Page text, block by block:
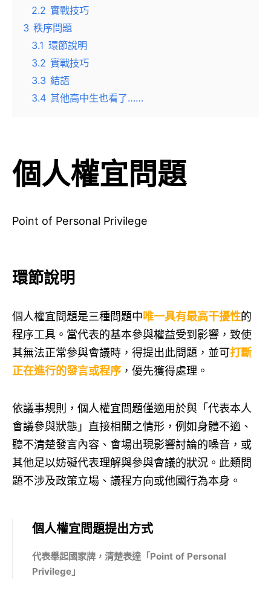
2.2 實戰技巧
3 秩序問題
3.1 環節說明
3.2 實戰技巧
3.3 結語
3.4 其他高中生也看了……
個人權宜問題
Point of Personal Privilege
環節說明
個人權宜問題是三種問題中唯一具有最高干擾性的
程序工具。當代表的基本參與權益受到影響，致使
其無法正常參與會議時，得提出此問題，並可打斷
正在進行的發言或程序 ，優先獲得處理。
依議事規則，個人權宜問題僅適用於與「代表本人
會議參與狀態」直接相關之情形，例如身體不適、
聽不清楚發言內容、會場出現影響討論的噪音，或
其他足以妨礙代表理解與參與會議的狀況。此類問
題不涉及政策立場、議程方向或他國行為本身。
個人權宜問題提出方式
代表舉起國家牌，清楚表達「Point of Personal
Privilege」